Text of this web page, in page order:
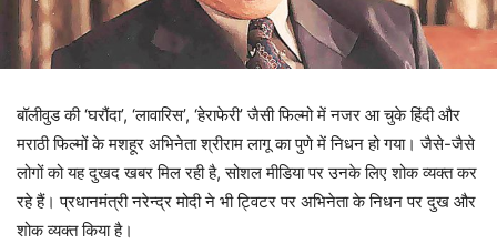
बॉलीवुड की ‘घरौंदा’, ‘लावारिस’, ‘हेराफेरी’ जैसी फिल्मो में नजर आ चुके हिंदी और
मराठी फिल्मों के मशहूर अभिनेता श्रीराम लागू का पुणे में निधन हो गया। जैसे-जैसे
लोगों को यह दुखद खबर मिल रही है, सोशल मीडिया पर उनके लिए शोक व्यक्त कर
रहे हैं। प्रधानमंत्री नरेन्द्र मोदी ने भी ट्विटर पर अभिनेता के निधन पर दुख और
शोक व्यक्त किया है।